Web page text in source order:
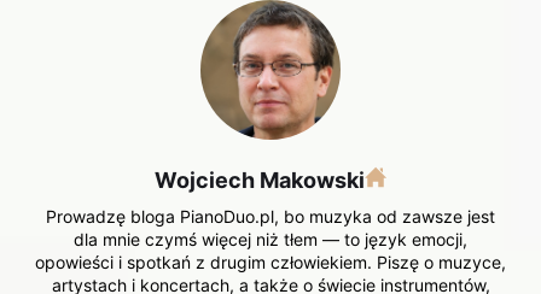
Wojciech Makowski
Prowadzę bloga PianoDuo.pl, bo muzyka od zawsze jest
dla mnie czymś więcej niż tłem — to język emocji,
opowieści i spotkań z drugim człowiekiem. Piszę o muzyce,
artystach i koncertach, a także o świecie instrumentów,